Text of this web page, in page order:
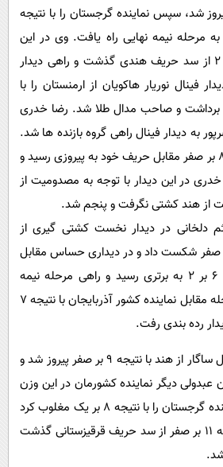
با نتیجه ۷ بر ۳ پیروز شد، سپس نماینده گرجستان را با نتیجه
مرحله نیمه نهایی راه یافت. وی در این
مرحله نیز با نتیجه ۳ بر ۲ از سد حریف هندی گذشت و راهی دیدار
فینال نوریار هاکویان از ارمنستان را با
از پیش رو برداشت و صاحب مدال طلا شد. رضا خدری
به دیدار فینال راهی گروه بازنده ها شد.
وی در این گروه با نتیجه ۸ بر صفر مقابل حریف خود به پیروزی رسید و
در این دیدار با توجه به مصدومیت از
از هند کشتی نگرفت و پنجم شد.
میثم دلخانی در دیدار نخست کشتی گیری از
را با نتیجه ۸ بر صفر شکست داد و در دیداری حساس مقابل
محمد نوربخش با نتیجه ۶ بر ۲ به برتری رسید و راهی مرحله نیمه
نهایی شد، اما در این مرحله مقابل نماینده کشور آذربایجان با نتیجه ۷
دلخانی در این دیدار مقابل ساگار از هند با نتیجه ۹ بر صفر پیروز شد و
عبدولی دیگر نماینده کشورمان در این وزن
نیز در کشتی نخست نماینده گرجستان را با نتیجه ۸ بر یک مغلوب کرد
و در دیدار بعد نیز با نتیجه ۱۱ بر صفر از سد حریف قرقیزستانی گذشت